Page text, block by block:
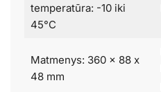
temperatūra: -10 iki
45°C
Matmenys: 360 x 88 x
48 mm